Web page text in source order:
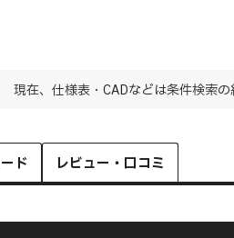
現在、仕様表・CADなどは条件検索
ド レビュー・口コミ